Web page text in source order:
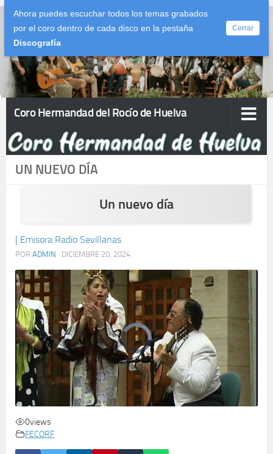
Ahora puedes escuchar todos los temas grabados
por el coro dentro de cada disco en la pestaña
Discografía
Cerrar
Saltar al contenido
Coro Hermandad del Rocío de Huelva
UN NUEVO DÍA
Un nuevo día
| Emisora Radio Sevillanas
POR ADMIN · DICIEMBRE 20, 2024
0views
FECORF